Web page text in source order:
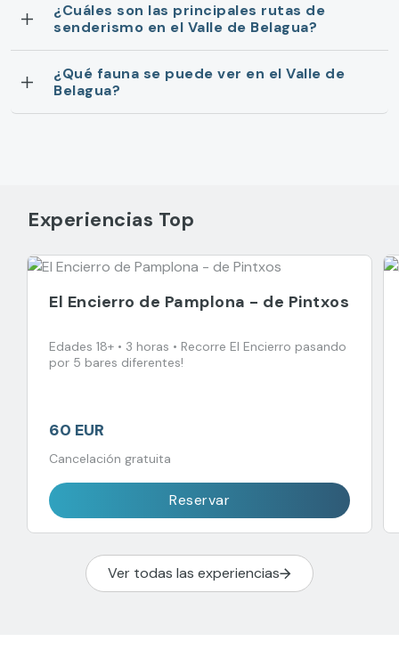
¿Cuáles son las principales rutas de
senderismo en el Valle de Belagua?
¿Qué fauna se puede ver en el Valle de
Belagua?
Experiencias Top
El Encierro de Pamplona - de Pintxos
Edades 18+ • 3 horas • Recorre El Encierro pasando
por 5 bares diferentes!
60 EUR
Cancelación gratuita
Reservar
Ver todas las experiencias